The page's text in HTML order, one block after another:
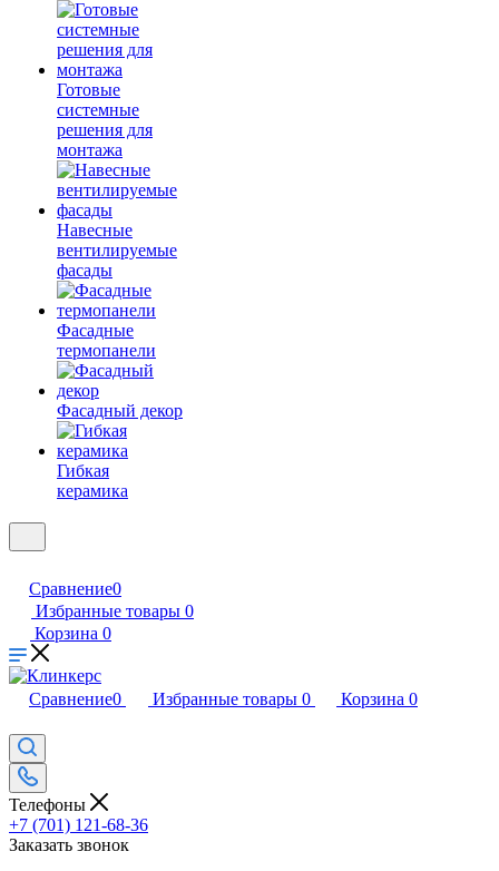
Готовые
системные
решения для
монтажа
Навесные
вентилируемые
фасады
Фасадные
термопанели
Фасадный декор
Гибкая
керамика
Сравнение0
Избранные товары 0
Корзина 0
Сравнение0 Избранные товары 0 Корзина 0
Телефоны
+7 (701) 121-68-36
Заказать звонок